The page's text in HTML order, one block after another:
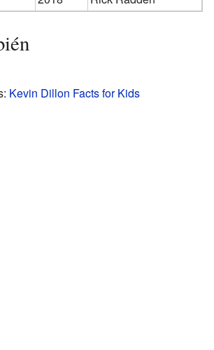
Kevin Dillon Facts for Kids